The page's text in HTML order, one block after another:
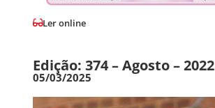
Ler online
Edição: 374 – Agosto – 2022
05/03/2025